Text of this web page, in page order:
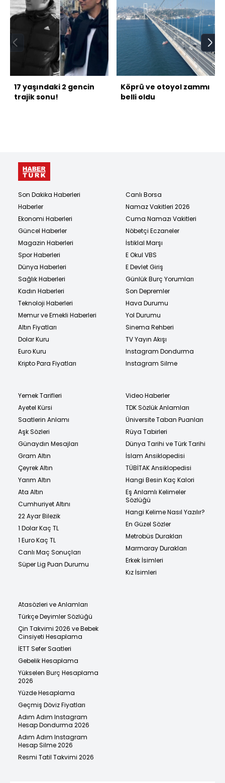
17 yaşındaki 2 gencin
trajik sonu!
Köprü ve otoyol zammı
belli oldu
Son Dakika Haberleri
Haberler
Ekonomi Haberleri
Güncel Haberler
Magazin Haberleri
Spor Haberleri
Dünya Haberleri
Sağlık Haberleri
Kadın Haberleri
Teknoloji Haberleri
Memur ve Emekli Haberleri
Altın Fiyatları
Dolar Kuru
Euro Kuru
Kripto Para Fiyatları
Canlı Borsa
Namaz Vakitleri 2026
Cuma Namazı Vakitleri
Nöbetçi Eczaneler
İstiklal Marşı
E Okul VBS
E Devlet Giriş
Günlük Burç Yorumları
Son Depremler
Hava Durumu
Yol Durumu
Sinema Rehberi
TV Yayın Akışı
Instagram Dondurma
Instagram Silme
Yemek Tarifleri
Ayetel Kürsi
Saatlerin Anlamı
Aşk Sözleri
Günaydın Mesajları
Gram Altın
Çeyrek Altın
Yarım Altın
Ata Altın
Cumhuriyet Altını
22 Ayar Bilezik
1 Dolar Kaç TL
1 Euro Kaç TL
Canlı Maç Sonuçları
Süper Lig Puan Durumu
Video Haberler
TDK Sözlük Anlamları
Üniversite Taban Puanları
Rüya Tabirleri
Dünya Tarihi ve Türk Tarihi
İslam Ansiklopedisi
TÜBİTAK Ansiklopedisi
Hangi Besin Kaç Kalori
Eş Anlamlı Kelimeler
Sözlüğü
Hangi Kelime Nasıl Yazılır?
En Güzel Sözler
Metrobüs Durakları
Marmaray Durakları
Erkek İsimleri
Kız İsimleri
Atasözleri ve Anlamları
Türkçe Deyimler Sözlüğü
Çin Takvimi 2026 ve Bebek
Cinsiyeti Hesaplama
İETT Sefer Saatleri
Gebelik Hesaplama
Yükselen Burç Hesaplama
2026
Yüzde Hesaplama
Geçmiş Döviz Fiyatları
Adım Adım Instagram
Hesap Dondurma 2026
Adım Adım Instagram
Hesap Silme 2026
Resmi Tatil Takvimi 2026